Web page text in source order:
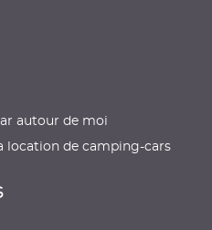
autour de moi
location de camping-cars